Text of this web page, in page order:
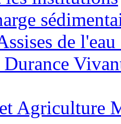
de
Durance
Agriculture